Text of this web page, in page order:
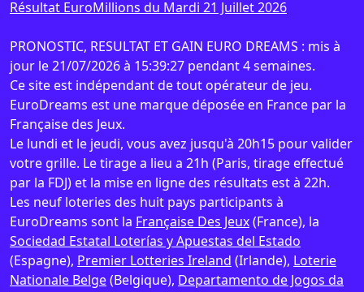
Résultat EuroMillions du Mardi 21 Juillet 2026
PRONOSTIC, RESULTAT ET GAIN EURO DREAMS : mis à
jour le 21/07/2026 à 15:39:27 pendant 4 semaines.
Ce site est indépendant de tout opérateur de jeu.
EuroDreams est une marque déposée en France par la
Française des Jeux.
Le lundi et le jeudi, vous avez jusqu'à 20h15 pour valider
votre grille. Le tirage a lieu a 21h (Paris, tirage effectué
par la FDJ) et la mise en ligne des résultats est à 22h.
Les neuf loteries des huit pays participants à
EuroDreams sont la Française Des Jeux(France), la
Sociedad Estatal Loterías y Apuestas del Estado
(Espagne), Premier Lotteries Ireland (Irlande), Loterie
Nationale Belge(Belgique), Departamento de Jogos da